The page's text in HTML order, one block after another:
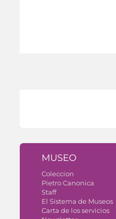
MUSEO
Coleccion
Pietro Canonica
Staff
El Sistema de Museos
Carta de los servicios